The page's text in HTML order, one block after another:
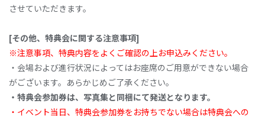
させていただきます。
[その他、特典会に関する注意事項]
※注意事項、特典内容をよくご確認の上お申込みください。
・会場および進行状況によってはお座席のご用意ができない場合
がございます。あらかじめご了承ください。
・特典会参加券は、写真集と同梱にて発送となります。
・イベント当日、特典会参加券をお持ちでない場合は特典会への